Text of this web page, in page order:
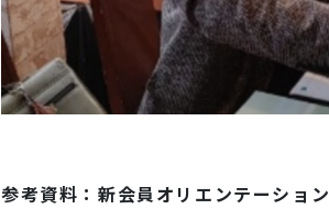
参考資料：新会員オリエンテーショ